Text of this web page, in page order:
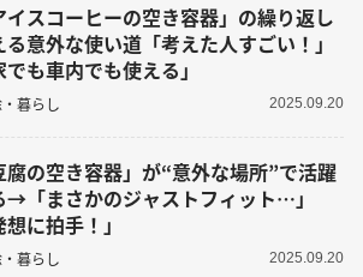
イスコーヒーの空き容器」の繰り返し
る意外な使い道「考えた人すごい！」
でも車内でも使える」
暮らし 2025.09.20
腐の空き容器」が“意外な場所”で活躍
→「まさかのジャストフィット…」
想に拍手！」
暮らし 2025.09.20